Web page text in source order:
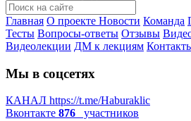
Главная О проекте Новости Команда
Тесты Вопросы-ответы Отзывы
Видеолекции ДМ к лекциям
Мы в соцсетях
КАНАЛ https://t.me/Haburaklic
Вконтакте 876 участников